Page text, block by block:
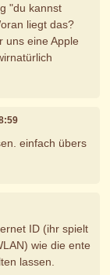
"du kannst
liegt das?
uns eine Apple
einfach übers
ID (ihr spielt
wie die ente
lassen.